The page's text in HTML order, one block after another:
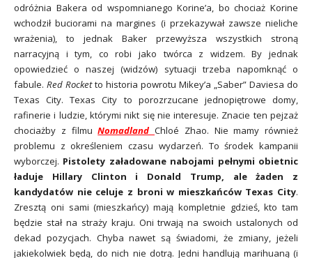
odróżnia Bakera od wspomnianego Korine’a, bo chociaż Korine
wchodził buciorami na margines (i przekazywał zawsze nieliche
wrażenia), to jednak Baker przewyższa wszystkich stroną
narracyjną i tym, co robi jako twórca z widzem. By jednak
opowiedzieć o naszej (widzów) sytuacji trzeba napomknąć o
fabule. Red Rocketto historia powrotu Mikey’a „Saber” Daviesa do
Texas City. Texas City to porozrzucane jednopiętrowe domy,
rafinerie i ludzie, którymi nikt się nie interesuje. Znacie ten pejzaż
chociażby z filmuNomadland Chloé Zhao. Nie mamy również
problemu z określeniem czasu wydarzeń. To środek kampanii
wyborczej. Pistolety załadowane nabojami pełnymi obietnic
ładuje Hillary Clinton i Donald Trump, ale żaden z
kandydatów nie celuje z broni w mieszkańców Texas City.
Zresztą oni sami (mieszkańcy) mają kompletnie gdzieś, kto tam
będzie stał na straży kraju. Oni trwają na swoich ustalonych od
dekad pozycjach. Chyba nawet są świadomi, że zmiany, jeżeli
jakiekolwiek będą, do nich nie dotrą. Jedni handlują marihuaną (i